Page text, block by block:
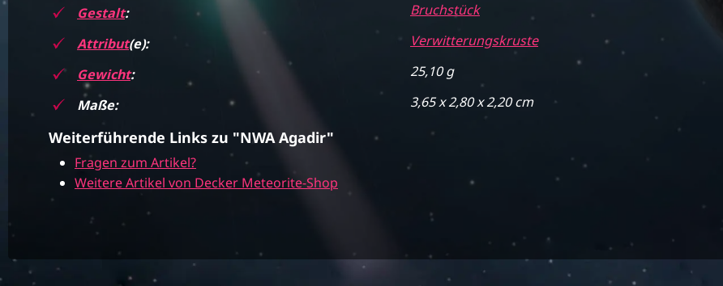
Gestalt:
Bruchstück
Attribut(e):
Verwitterungskruste
Gewicht:
25,10 g
Maße:
3,65 x 2,80 x 2,20 cm
Weiterführende Links zu "NWA Agadir"
Fragen zum Artikel?
Weitere Artikel von Decker Meteorite-Shop